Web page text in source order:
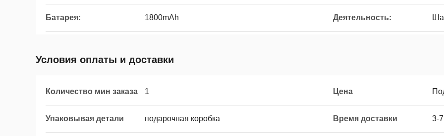
Батарея: 1800mAh Деятельность:
Условия оплаты и доставки
Количество мин заказа 1 Цена
Упаковывая детали подарочная коробка Время доставки 3-